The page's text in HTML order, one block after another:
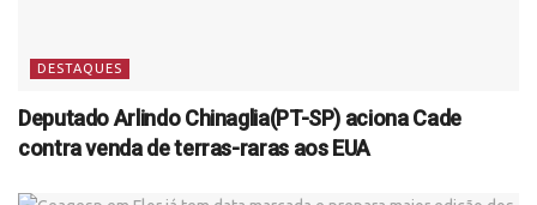
DESTAQUES
Deputado Arlindo Chinaglia(PT-SP) aciona Cade
contra venda de terras-raras aos EUA